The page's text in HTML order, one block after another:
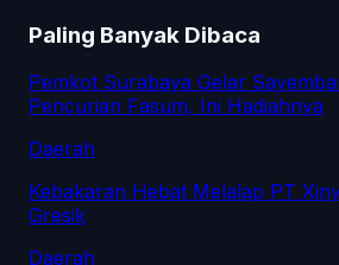
Paling Banyak Dibaca
Pemkot Surabaya Gelar
Pencurian Fasum, Ini Hadiahnya
Daerah
Kebakaran Hebat Melalap PT
Gresik
Daerah